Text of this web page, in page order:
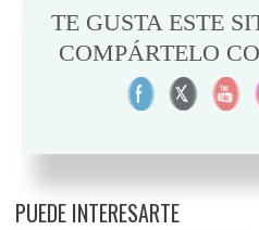
PUEDE INTERESARTE
TE GUSTA ESTE
COMPÁRTELO